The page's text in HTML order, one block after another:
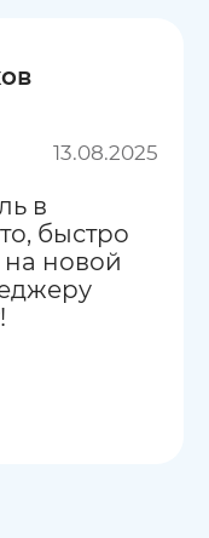
13.08.2025
в
быстро
новой